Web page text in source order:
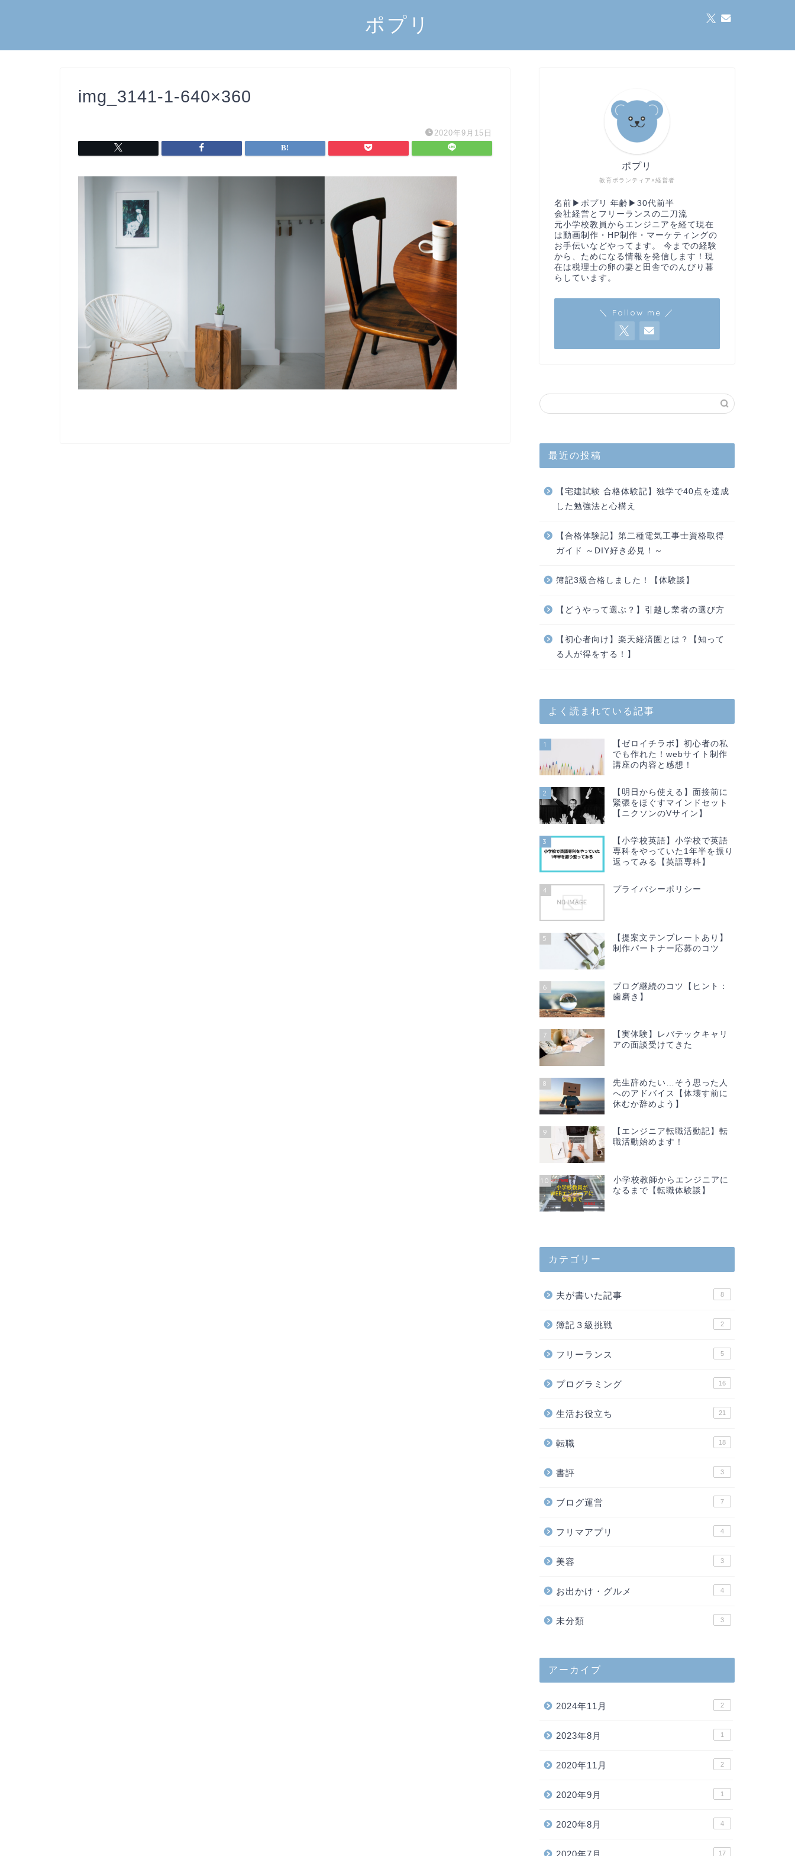
ポプリ
img_3141-1-640×360
2020年9月15日
教育ボランティア×経営者
ポプリ
名前▶︎ポプリ 年齢▶︎30代前半
会社経営とフリーランスの二刀流
元小学校教員からエンジニアを経て現在
は動画制作・HP制作・マーケティングの
お手伝いなどやってます。 今までの経験
から、ためになる情報を発信します！現
在は税理士の卵の妻と田舎でのんびり暮
らしています。
＼ Follow me ／
最近の投稿
【宅建試験 合格体験記】独学で40点を達成
した勉強法と心構え
【合格体験記】第二種電気工事士資格取得
ガイド ～DIY好き必見！～
簿記3級合格しました！【体験談】
【どうやって選ぶ？】引越し業者の選び方
【初心者向け】楽天経済圏とは？【知って
る人が得をする！】
よく読まれている記事
1
【ゼロイチラボ】初心者の私
でも作れた！webサイト制作
講座の内容と感想！
2
【明日から使える】面接前に
緊張をほぐすマインドセット
【ニクソンのVサイン】
3
【小学校英語】小学校で英語
専科をやっていた1年半を振り
返ってみる【英語専科】
4 プライバシーポリシー
5
【提案文テンプレートあり】
制作パートナー応募のコツ
6
ブログ継続のコツ【ヒント：
歯磨き】
7
【実体験】レバテックキャリ
アの面談受けてきた
8
先生辞めたい…そう思った人
へのアドバイス【体壊す前に
休むか辞めよう】
9
【エンジニア転職活動記】転
職活動始めます！
10
小学校教師からエンジニアに
なるまで【転職体験談】
カテゴリー
夫が書いた記事 8
簿記３級挑戦 2
フリーランス 5
プログラミング 16
生活お役立ち 21
転職 18
書評 3
ブログ運営 7
フリマアプリ 4
美容 3
お出かけ・グルメ 4
未分類 3
アーカイブ
2024年11月 2
2023年8月 1
2020年11月 2
2020年9月 1
2020年8月 4
2020年7月 17